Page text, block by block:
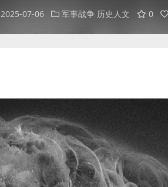
2025-07-06 军事战争 历史人文 0